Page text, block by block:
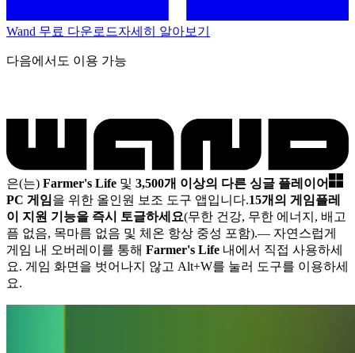
Wand 무료 다운로드자세히 알아보기
다음에서도 이용 가능
은(는) Farmer's Life 및 3,500개 이상의 다른 싱글 플레이어
PC 게임을 위한 올인원 보조 도구 앱입니다.15개의 게임플레
이 지원 기능을 즉시 토글하세요(무한 건강, 무한 에너지, 배고
픔 없음, 목마름 없음 및 체온 항상 중성 포함).— 자연스럽게
게임 내 오버레이를 통해 Farmer's Life 내에서 직접 사용하세
요. 게임 화면을 벗어나지 않고 Alt+W를 눌러 도구를 이용하세
요.